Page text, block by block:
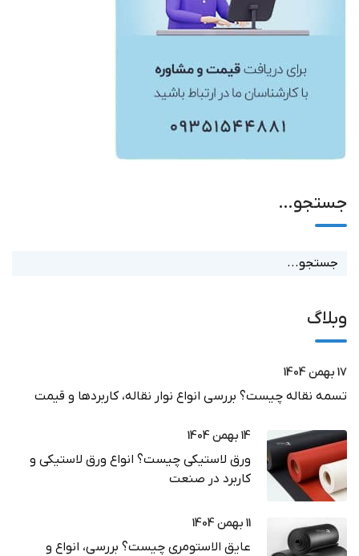
جستجو…
وبلاگ
17 بهمن 1404
تسمه نقاله چیست؟ بررسی انواع نوار نقاله، کاربردها و قیمت
14 بهمن 1404
ورق لاستیکی چیست؟ انواع ورق لاستیکی و
کاربرد در صنعت
11 بهمن 1404
عایق الاستومری چیست؟ بررسی، انواع و